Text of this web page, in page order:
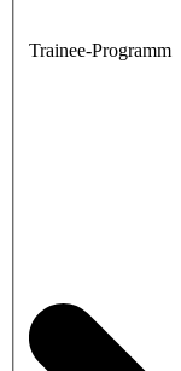
Trainee-Programm